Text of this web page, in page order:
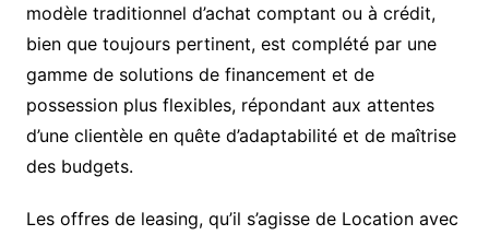
modèle traditionnel d’achat comptant ou à crédit,
bien que toujours pertinent, est complété par une
gamme de solutions de financement et de
possession plus flexibles, répondant aux attentes
d’une clientèle en quête d’adaptabilité et de maîtrise
des budgets.
Les offres de leasing, qu’il s’agisse de Location avec